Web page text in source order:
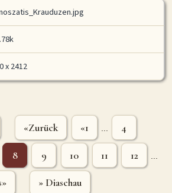
x 2412
«Zurück «1 4
8 9 10 11 12
» Diaschau